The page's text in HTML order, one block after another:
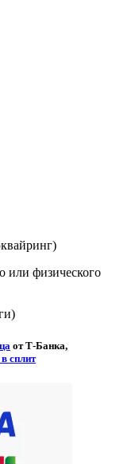
или физического
от Т-Банка,
сплит